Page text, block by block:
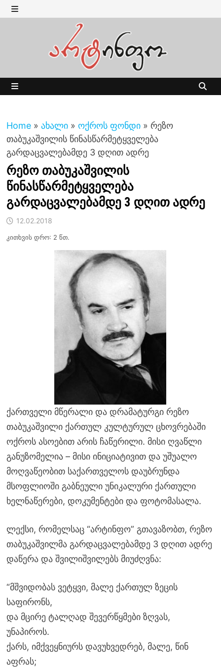
Skip
to MENU
Home » ახალი » ოქროს ფონდი » რეზო
თაბუკაშვილის წინასწარმეტყველება
გარდაცვალებამდე 3 დღით ადრე
რეზო თაბუკაშვილის
წინასწარმეტყველება
გარდაცვალებამდე 3 დღით ადრე
12.02.2018
კითხვის დრო: 2 წთ.
ქართველი მწერალი და დრამატურგი რეზო
თაბუკაშვილი ქართულ კულტურულ ცხოვრებაში
ოქროს ასოებით არის ჩაწერილი. მისი ღვაწლი
განუზომელია – მისი ინიციატივით და უშუალო
მოღვაწეობით საქართველოს დაუბრუნდა
მსოფლიოში გაბნეული უნიკალური ქართული
ხელნაწერები, დოკუმენტები და ფოტომასალა.
ლექსი, რომელსაც “არტინფო” გთავაზობთ, რეზო
თაბუკაშვილმა გარდაცვალებამდე 3 დღით ადრე
დაწერა და შვილიშვილებს მიუძღვნა:
“მშვიდობას ვეტყვი, მალე ქართულ ზეცის
საფირონს,
და მცირე ტალღად შევერწყმები ზღვას,
უნაპიროს.
ქარს, იმქვეყნიურს დავუხვედრებ, მალე, წინ
აფრას;